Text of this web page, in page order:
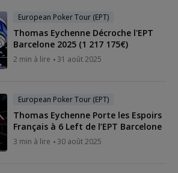
European Poker Tour (EPT)
Thomas Eychenne Décroche l'EPT
Barcelone 2025 (1 217 175€)
2 min à lire 31 août 2025
European Poker Tour (EPT)
Thomas Eychenne Porte les Espoirs
Français à 6 Left de l’EPT Barcelone
3 min à lire 30 août 2025